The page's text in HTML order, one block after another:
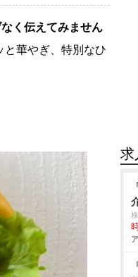
く伝えてみません
と華やぎ、特別なひ
求